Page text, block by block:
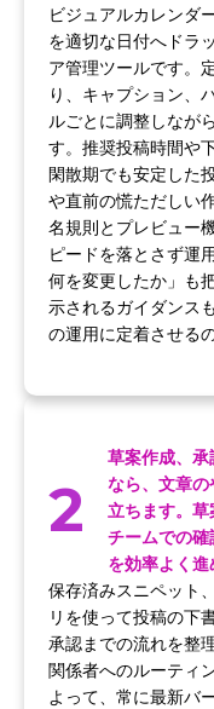
ビジュアルカレンダ
を適切な日付へドラ
ア管理ツールです。
り、キャプション、
ルごとに調整しなが
す。推奨投稿時間や
閑散期でも安定した
や直前の慌ただしい
名規則とプレビュー
ピードを落とさず運
何を変更したか」も
示されるガイダンス
の運用に定着させる
2
草案作成、
なら、文章
立ちます。草
チームでの
を効率よく進
保存済みスニペット
リを使って投稿の下
承認までの流れを整
関係者へのルーティ
よって、常に最新バ